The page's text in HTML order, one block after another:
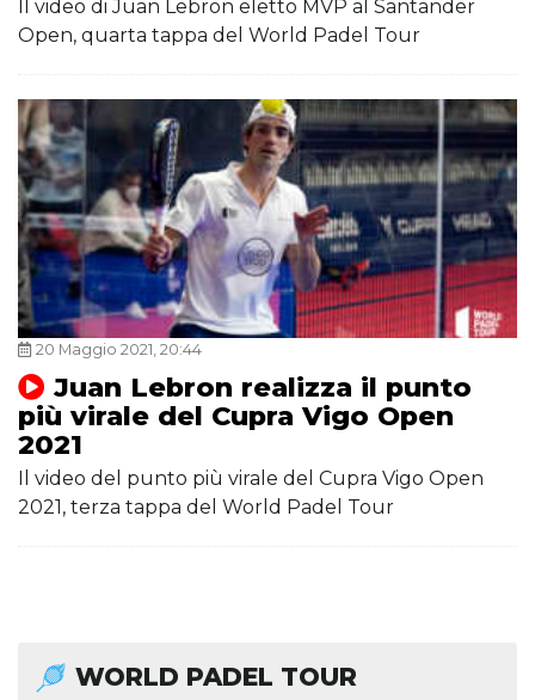
Il video di Juan Lebron eletto MVP al Santander
Open, quarta tappa del World Padel Tour
20 Maggio 2021, 20:44
Juan Lebron realizza il punto
più virale del Cupra Vigo Open
2021
Il video del punto più virale del Cupra Vigo Open
2021, terza tappa del World Padel Tour
WORLD PADEL TOUR